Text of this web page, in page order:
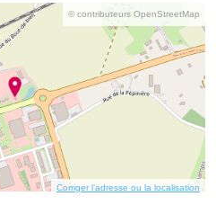
© contributeurs OpenStreetMap
Corriger l’adresse ou la localisation